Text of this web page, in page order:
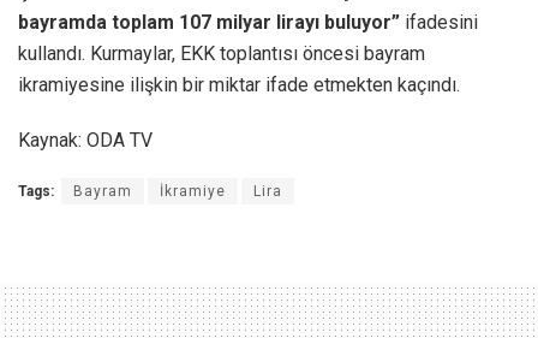
bayramda toplam 107 milyar lirayı buluyor” ifadesini
kullandı. Kurmaylar, EKK toplantısı öncesi bayram
ikramiyesine ilişkin bir miktar ifade etmekten kaçındı.
Kaynak: ODA TV
Tags: Bayram İkramiye Lira